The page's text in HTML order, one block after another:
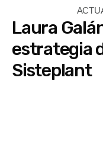
Laura
estrategia
Sisteplant